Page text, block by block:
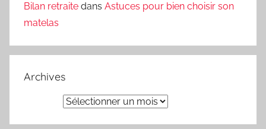
Bilan retraite dans Astuces pour bien choisir son
matelas
Archives